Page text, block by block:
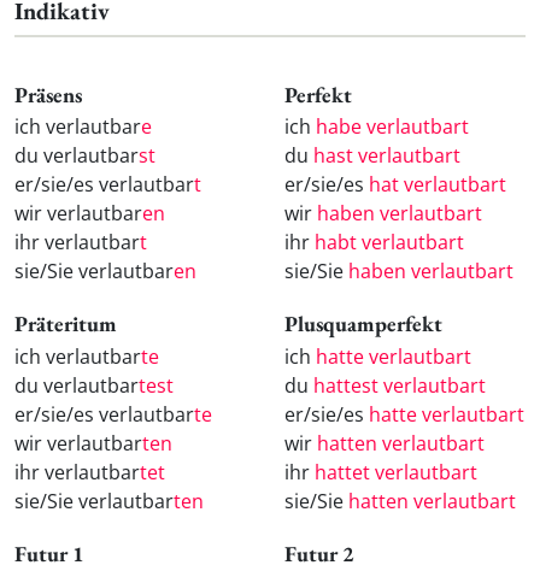
Indikativ
Präsens
ich verlautbare
du verlautbarst
er/sie/es verlautbart
wir verlautbaren
ihr verlautbart
sie/Sie verlautbaren
Perfekt
ich habe verlautbart
du hast verlautbart
er/sie/es hat verlautbart
wir haben verlautbart
ihr habt verlautbart
sie/Sie haben verlautbart
Präteritum
ich verlautbarte
du verlautbartest
er/sie/es verlautbarte
wir verlautbarten
ihr verlautbartet
sie/Sie verlautbarten
Plusquamperfekt
ich hatte verlautbart
du hattest verlautbart
er/sie/es hatte verlautbart
wir hatten verlautbart
ihr hattet verlautbart
sie/Sie hatten verlautbart
Futur 1 Futur 2